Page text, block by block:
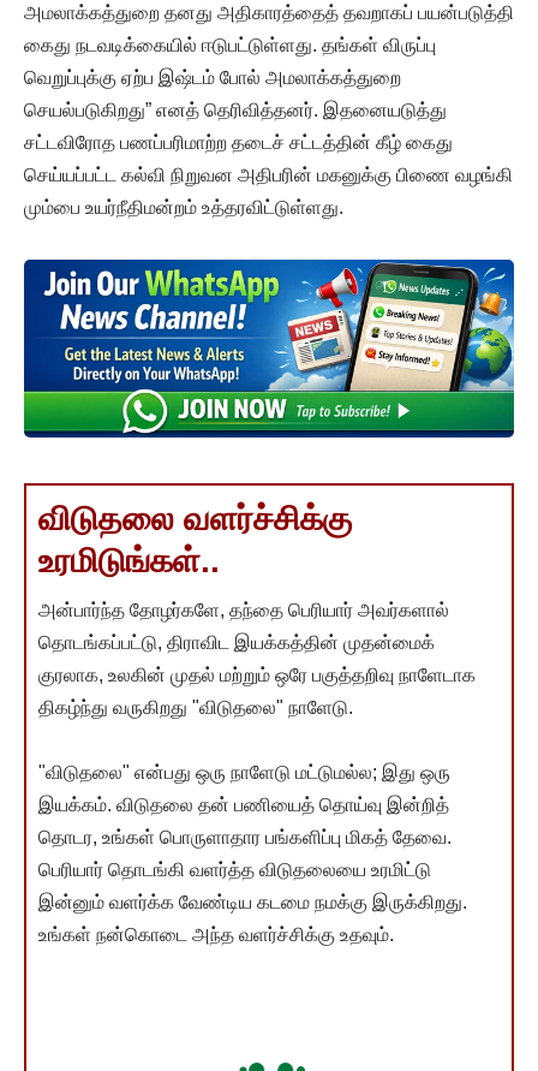
அமலாக்கத்துறை தனது அதிகாரத்தைத் தவறாகப் பயன்படுத்தி
கைது நடவடிக்கையில் ஈடுபட்டுள்ளது. தங்கள் விருப்பு
வெறுப்புக்கு ஏற்ப இஷ்டம் போல் அமலாக்கத்துறை
செயல்படுகிறது” எனத் தெரிவித்தனர். இதனையடுத்து
சட்டவிரோத பணப்பரிமாற்ற தடைச் சட்டத்தின் கீழ் கைது
செய்யப்பட்ட கல்வி நிறுவன அதிபரின் மகனுக்கு பிணை வழங்கி
மும்பை உயர்நீதிமன்றம் உத்தரவிட்டுள்ளது.
விடுதலை வளர்ச்சிக்கு
உரமிடுங்கள்..
அன்பார்ந்த தோழர்களே, தந்தை பெரியார் அவர்களால்
தொடங்கப்பட்டு, திராவிட இயக்கத்தின் முதன்மைக்
குரலாக, உலகின் முதல் மற்றும் ஒரே பகுத்தறிவு நாளேடாக
திகழ்ந்து வருகிறது "விடுதலை" நாளேடு.
"விடுதலை" என்பது ஒரு நாளேடு மட்டுமல்ல; இது ஒரு
இயக்கம். விடுதலை தன் பணியைத் தொய்வு இன்றித்
தொடர, உங்கள் பொருளாதார பங்களிப்பு மிகத் தேவை.
பெரியார் தொடங்கி வளர்த்த விடுதலையை உரமிட்டு
இன்னும் வளர்க்க வேண்டிய கடமை நமக்கு இருக்கிறது.
உங்கள் நன்கொடை அந்த வளர்ச்சிக்கு உதவும்.